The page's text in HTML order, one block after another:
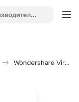
Wondershare Virbo